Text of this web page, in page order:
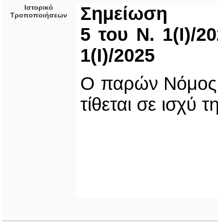
Ιστορικό
Τροποποιήσεων
Σημείωση
5 του Ν. 1(Ι)/
1(Ι)/2025
Ο παρών Νόμος
τίθεται σε ισχύ